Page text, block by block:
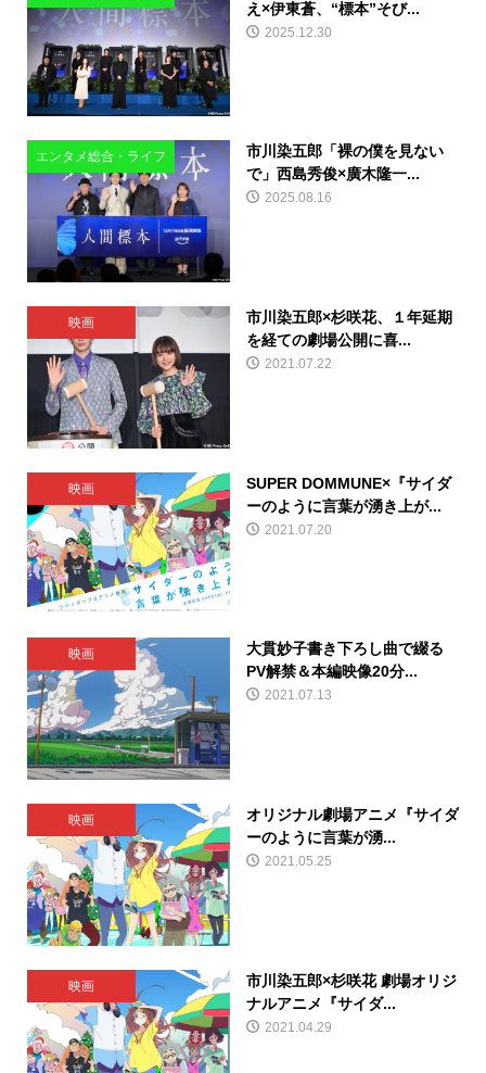
え×伊東蒼、“標本”そび...
2025.12.30
エンタメ総合・ライフ
市川染五郎「裸の僕を見ない
で」西島秀俊×廣木隆一...
2025.08.16
映画
市川染五郎×杉咲花、１年延期
を経ての劇場公開に喜...
2021.07.22
映画
SUPER DOMMUNE×『サイダ
ーのように言葉が湧き上が...
2021.07.20
映画
大貫妙子書き下ろし曲で綴る
PV解禁＆本編映像20分...
2021.07.13
映画
オリジナル劇場アニメ『サイダ
ーのように言葉が湧...
2021.05.25
映画
市川染五郎×杉咲花 劇場オリジ
ナルアニメ『サイダ...
2021.04.29